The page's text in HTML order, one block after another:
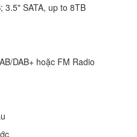
3.5" SATA, up to 8TB
DAB+ hoặc FM Radio